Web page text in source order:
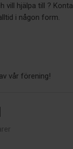
vill hjälpa till ?
i någon form.
vår förening!